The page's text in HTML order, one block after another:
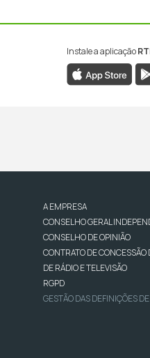
Instale a aplicação
A EMPRESA
CONSELHO GERAL
CONSELHO DE OPINIÃO
CONTRATO DE CONCESSÃO
DE RÁDIO E TELEVISÃO
RGPD
GESTÃO DAS DEFINIÇÕES